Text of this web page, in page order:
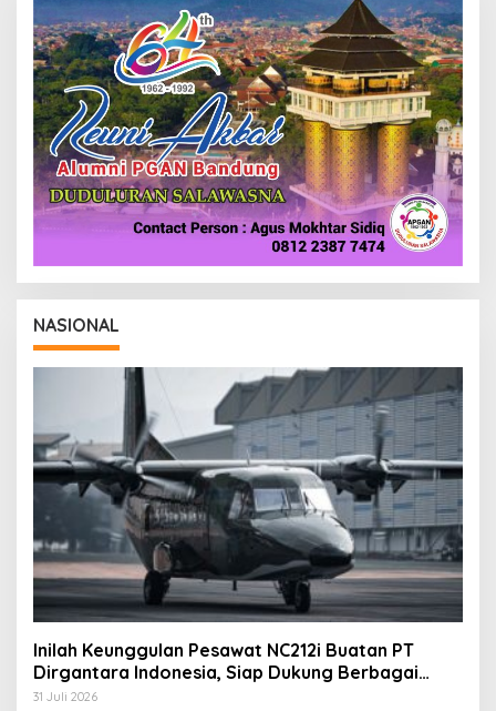
D
K
S
I
NASIONAL
Inilah Keunggulan Pesawat NC212i Buatan PT
Dirgantara Indonesia, Siap Dukung Berbagai
Operasi TNI
31 Juli 2026